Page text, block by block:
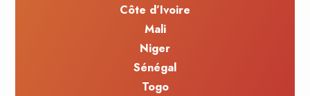
Côte d’Ivoire
Mali
Niger
Sénégal
Togo